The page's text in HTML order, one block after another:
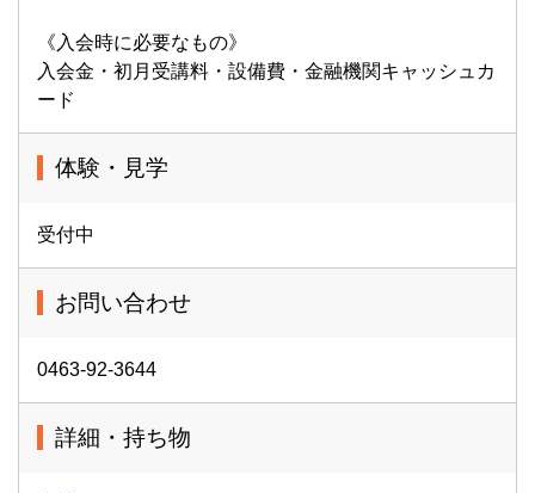
《入会時に必要なもの》
入会金・初月受講料・設備費・金融機関キャッシュカ
ード
体験・見学
受付中
お問い合わせ
0463-92-3644
詳細・持ち物